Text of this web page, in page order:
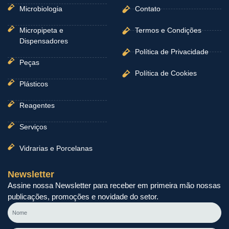
Microbiologia
Micropipeta e
Dispensadores
Peças
Plásticos
Reagentes
Serviços
Vidrarias e Porcelanas
Contato
Termos e Condições
Política de Privacidade
Política de Cookies
Newsletter
Assine nossa Newsletter para receber em primeira mão nossas
publicações, promoções e novidade do setor.
Nome